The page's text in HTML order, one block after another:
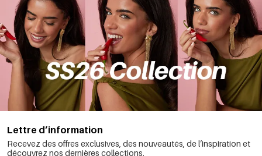
Lettre d’information
Recevez des offres exclusives, des nouveautés, de l’inspiration et
découvrez nos dernières collections.